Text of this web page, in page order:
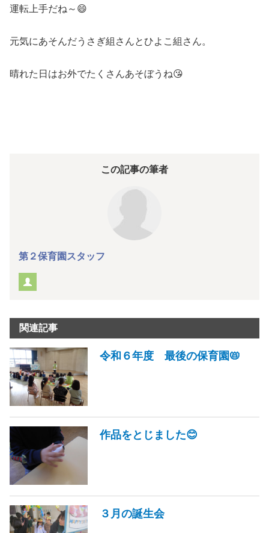
運転上手だね～😄
元気にあそんだうさぎ組さんとひよこ組さん。
晴れた日はお外でたくさんあそぼうね😘
この記事の筆者
第２保育園スタッフ
関連記事
令和６年度 最後の保育園📛
作品をとじました😊
３月の誕生会